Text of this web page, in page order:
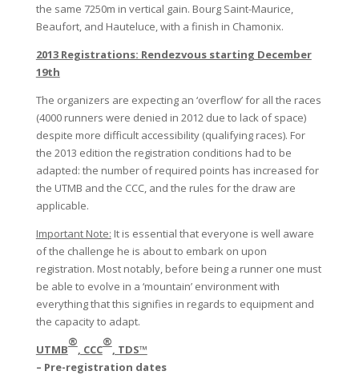
the same 7250m in vertical gain. Bourg Saint-Maurice,
Beaufort, and Hauteluce, with a finish in Chamonix.
2013 Registrations: Rendezvous starting December
19th
The organizers are expecting an ‘overflow’ for all the races
(4000 runners were denied in 2012 due to lack of space)
despite more difficult accessibility (qualifying races). For
the 2013 edition the registration conditions had to be
adapted: the number of required points has increased for
the UTMB and the CCC, and the rules for the draw are
applicable.
Important Note: It is essential that everyone is well aware
of the challenge he is about to embark on upon
registration. Most notably, before being a runner one must
be able to evolve in a ‘mountain’ environment with
everything that this signifies in regards to equipment and
the capacity to adapt.
UTMB
®
, CCC
®
, TDS™
– Pre-registration dates